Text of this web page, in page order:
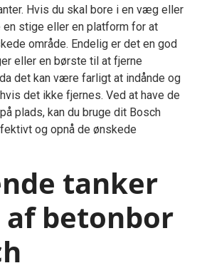
Hvis du skal bore i en væg eller
en stige eller en platform for at
område. Endelig er det en god
eller en børste til at fjerne
det kan være farligt at indånde og
det ikke fjernes. Ved at have de
plads, kan du bruge dit Bosch
og opnå de ønskede
tanker
af betonbor